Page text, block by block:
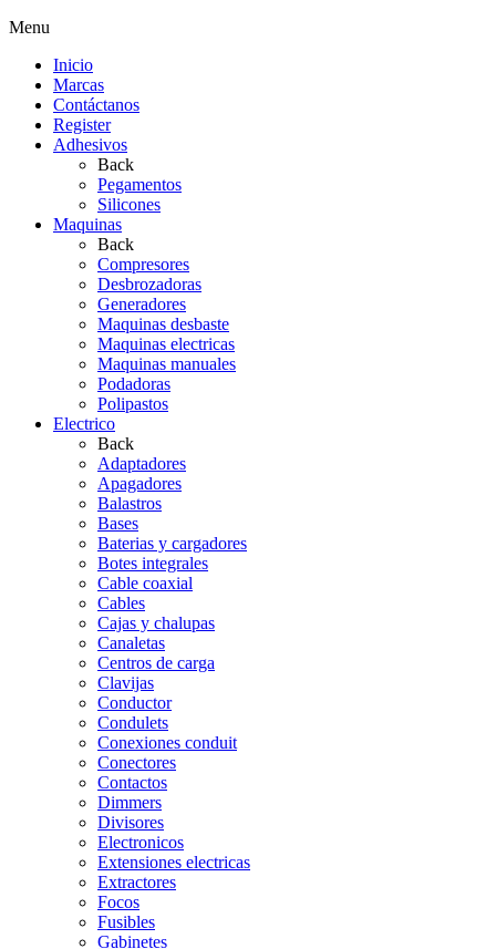
Menu
Inicio
Marcas
Contáctanos
Register
Adhesivos
Back
Pegamentos
Silicones
Maquinas
Back
Compresores
Desbrozadoras
Generadores
Maquinas desbaste
Maquinas electricas
Maquinas manuales
Podadoras
Polipastos
Electrico
Back
Adaptadores
Apagadores
Balastros
Bases
Baterias y cargadores
Botes integrales
Cable coaxial
Cables
Cajas y chalupas
Canaletas
Centros de carga
Clavijas
Conductor
Condulets
Conexiones conduit
Conectores
Contactos
Dimmers
Divisores
Electronicos
Extensiones electricas
Extractores
Focos
Fusibles
Gabinetes